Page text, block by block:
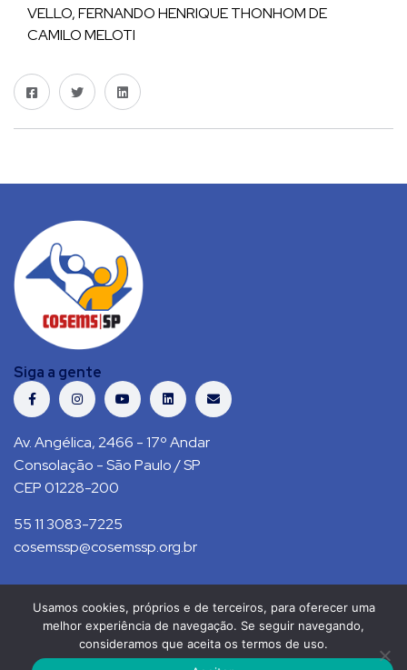
VELLO, FERNANDO HENRIQUE THONHOM DE
CAMILO MELOTI
Siga a gente
Av. Angélica, 2466 - 17º Andar
Consolação - São Paulo / SP
CEP 01228-200
55 11 3083-7225
cosemssp@cosemssp.org.br
Política de Privacidade Contato
COSEMS/SP © 2021. Todos direitos reservados.
Usamos cookies, próprios e de terceiros, para oferecer uma
melhor experiência de navegação. Se seguir navegando,
consideramos que aceita os termos de uso.